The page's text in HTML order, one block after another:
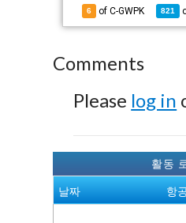
6 of C-GWPK 821
Comments
Please log in
활동
날짜 항